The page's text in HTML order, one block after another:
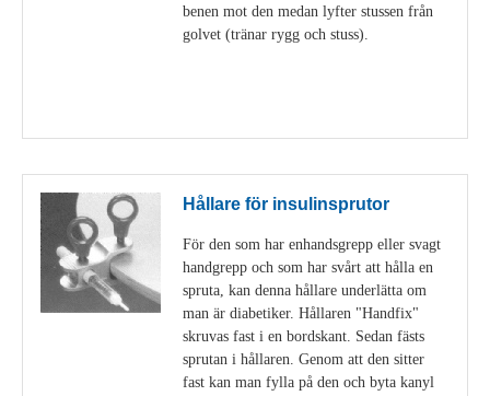
benen mot den medan lyfter stussen från
golvet (tränar rygg och stuss).
Hållare för insulinsprutor
För den som har enhandsgrepp eller svagt
handgrepp och som har svårt att hålla en
spruta, kan denna hållare underlätta om
man är diabetiker. Hållaren "Handfix"
skruvas fast i en bordskant. Sedan fästs
sprutan i hållaren. Genom att den sitter
fast kan man fylla på den och byta kanyl